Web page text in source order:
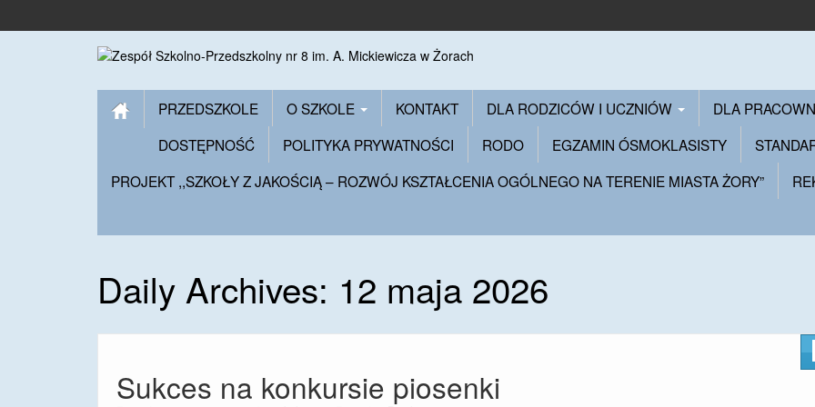
PRZEDSZKOLE O SZKOLE KONTAKT DLA RODZICÓW I UCZNIÓW DLA
DOSTĘPNOŚĆ
POLITYKA PRYWATNOŚCI RODO EGZAMIN ÓSMOKLASISTY
PROJEKT ,,SZKOŁY Z JAKOŚCIĄ – ROZWÓJ KSZTAŁCENIA OGÓLNEGO NA TERENIE MIASTA ŻORY”
Daily Archives: 12 maja 2026
Sukces na konkursie piosenki